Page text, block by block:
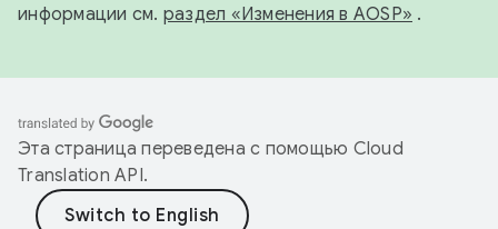
информации см. раздел «Изменения в AOSP» .
Эта страница переведена с помощью Cloud
Translation API.